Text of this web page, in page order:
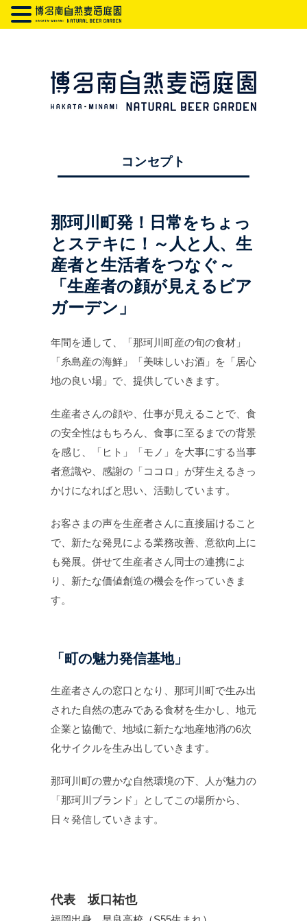
コンセプト
那珂川町発！日常をちょっ
とステキに！～人と人、生
産者と生活者をつなぐ～
「生産者の顔が見えるビア
ガーデン」
年間を通して、「那珂川町産の旬の食材」
「糸島産の海鮮」「美味しいお酒」を「居心
地の良い場」で、提供していきます。
生産者さんの顔や、仕事が見えることで、食
の安全性はもちろん、食事に至るまでの背景
を感じ、「ヒト」「モノ」を大事にする当事
者意識や、感謝の「ココロ」が芽生えるきっ
かけになればと思い、活動しています。
お客さまの声を生産者さんに直接届けること
で、新たな発見による業務改善、意欲向上に
も発展。併せて生産者さん同士の連携によ
り、新たな価値創造の機会を作っていきま
す。
「町の魅力発信基地」
生産者さんの窓口となり、那珂川町で生み出
された自然の恵みである食材を生かし、地元
企業と協働で、地域に新たな地産地消の6次
化サイクルを生み出していきます。
那珂川町の豊かな自然環境の下、人が魅力の
「那珂川ブランド」としてこの場所から、
日々発信していきます。
代表 坂口祐也